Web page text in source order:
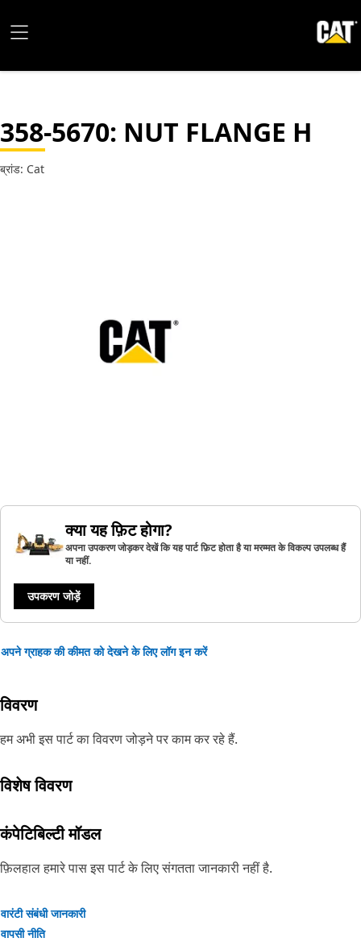
358-5670: NUT FLANGE H
ब्रांड: Cat
क्या यह फ़िट होगा?
अपना उपकरण जोड़कर देखें कि यह पार्ट फ़िट होता है या मरम्मत के विकल्प उपलब्ध हैं
या नहीं.
उपकरण जोड़ें
अपने ग्राहक की कीमत को देखने के लिए लॉग इन करें
विवरण
हम अभी इस पार्ट का विवरण जोड़ने पर काम कर रहे हैं.
विशेष विवरण
कंपेटिबिल्टी मॉडल
फ़िलहाल हमारे पास इस पार्ट के लिए संगतता जानकारी नहीं है.
वारंटी संबंधी जानकारी
वापसी नीति